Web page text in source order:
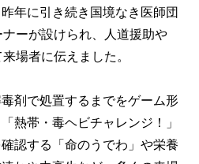
年に引き続き国境なき医師団
ナーが設けられ、人道援助や
場者に伝えました。
剤で処置するまでをゲーム形
熱帯・毒ヘビチャレンジ！」
認する「命のうでわ」や栄養